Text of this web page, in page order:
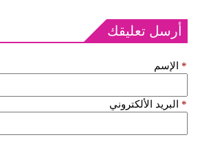
أرسل تعليقك
الإسم *
البريد الألكتروني *